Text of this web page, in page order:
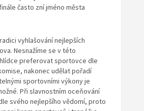
často zní jméno města
vyhlašování nejlepších
Nesnažíme se v této
preferovat sportovce dle
nakonec udělat pořadí
sportovními výkony je
Při slavnostním oceňování
svého nejlepšího vědomí, proto